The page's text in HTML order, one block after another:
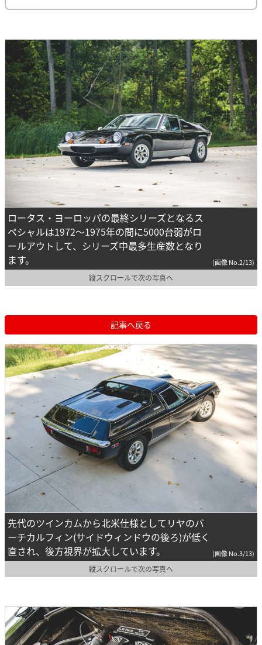
ロータス・ヨーロッパの最終シリーズとなるス
ペシャルは1972～1975年の間に5000台弱がロ
ールアウトして、シリーズ中最多生産数となり
ます。
(画像 No.2/13)
縦スクロールで次の写真へ
記事へ戻る
先代のツインカムから北米仕様としてリヤのバ
ーチカルフィン(サイドウィンドウの後ろ)が低く
直され、後方視界が拡大しています。
(画像 No.3/13)
縦スクロールで次の写真へ